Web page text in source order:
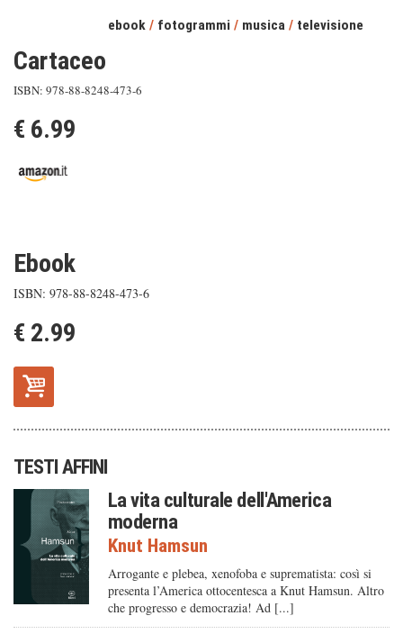
ebook / fotogrammi / musica / televisione
Cartaceo
ISBN: 978-88-8248-473-6
€ 6.99
Ebook
ISBN: 978-88-8248-473-6
€ 2.99
TESTI AFFINI
La vita culturale dell'America
moderna
Knut Hamsun
Arrogante e plebea, xenofoba e suprematista: così si
presenta l’America ottocentesca a Knut Hamsun. Altro
che progresso e democrazia! Ad [...]